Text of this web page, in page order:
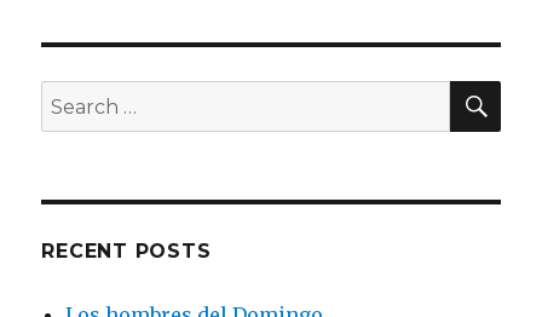
años
Search
for:
RECENT POSTS